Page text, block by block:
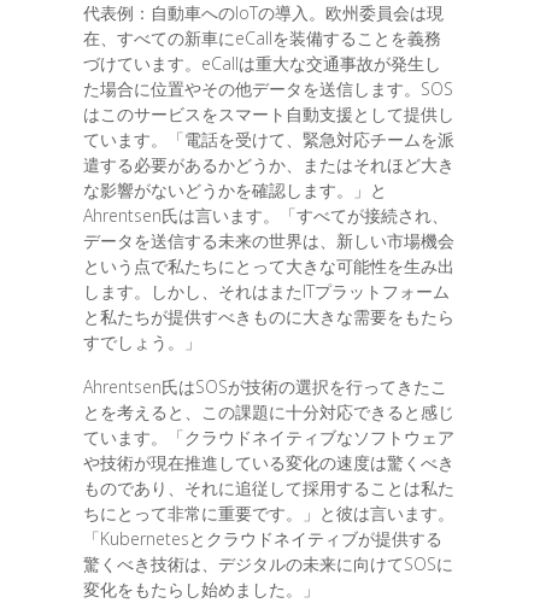
代表例：自動車へのIoTの導入。欧州委員会は現
在、すべての新車にeCallを装備することを義務
づけています。eCallは重大な交通事故が発生し
た場合に位置やその他データを送信します。SOS
はこのサービスをスマート自動支援として提供し
ています。「電話を受けて、緊急対応チームを派
遣する必要があるかどうか、またはそれほど大き
な影響がないどうかを確認します。」と
Ahrentsen氏は言います。「すべてが接続され、
データを送信する未来の世界は、新しい市場機会
という点で私たちにとって大きな可能性を生み出
します。しかし、それはまたITプラットフォーム
と私たちが提供すべきものに大きな需要をもたら
すでしょう。」
Ahrentsen氏はSOSが技術の選択を行ってきたこ
とを考えると、この課題に十分対応できると感じ
ています。「クラウドネイティブなソフトウェア
や技術が現在推進している変化の速度は驚くべき
ものであり、それに追従して採用することは私た
ちにとって非常に重要です。」と彼は言います。
「Kubernetesとクラウドネイティブが提供する
驚くべき技術は、デジタルの未来に向けてSOSに
変化をもたらし始めました。」